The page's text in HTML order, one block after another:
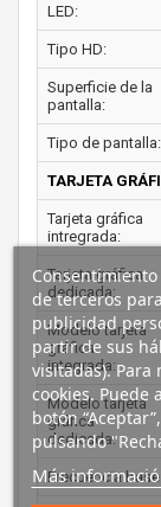
LED:
Tipo HD:
Superficie de la
pantalla:
Tipo de pantalla:
TARJETA
Tarjeta gráfica
intregrada:
Tarjeta gráfica
dedicada:
Modelo tarjeta
gráfica
integrada:
Modelo tarjeta
gráfica
dedicada:
Frecuencia
de terceros
publicidad
partir de sus
visitadas).
cookies. Puede
botón
pulsando
Más